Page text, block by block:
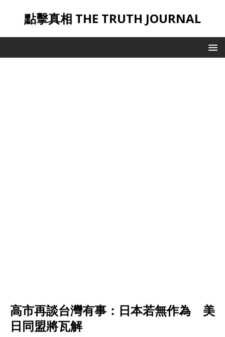
點擊真相 THE TRUTH JOURNAL
高市再談台灣有事：日本若無作為 美
日同盟將瓦解